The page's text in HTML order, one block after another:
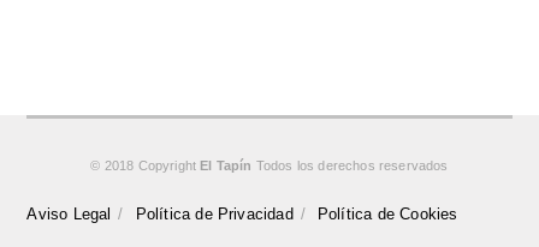
© 2018 Copyright El Tapín Todos los derechos reservados
Aviso Legal Política de Privacidad Política de Cookies